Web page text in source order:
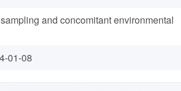
and concomitant environmental
01-08